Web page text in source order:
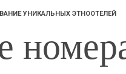
УНИКАЛЬНЫХ ЭТНООТЕЛЕЙ